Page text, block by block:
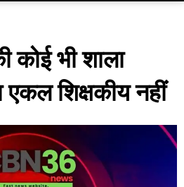
कोई भी शाला
एकल शिक्षकीय नहीं